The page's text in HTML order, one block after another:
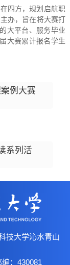
四方，规划启航职
办，旨在将大赛打
大平台、服务毕业
大赛累计报名学生
例大赛
系列活
技大学沁水青山
：430081